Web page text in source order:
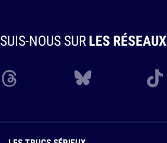
SUIS-NOUS SURLES RÉSEAUX